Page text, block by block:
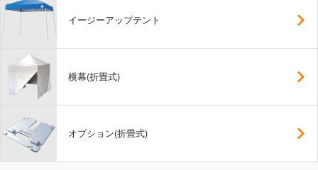
イージーアップテント
横幕(折畳式)
オプション(折畳式)